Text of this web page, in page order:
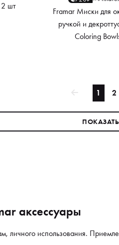
2 шт
Framar Миски для
ручкой и
Coloring
1 2
аксессуары
личного использования.